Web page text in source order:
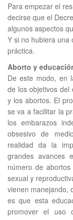
Para empezar el
decirse que el
algunos aspectos
Y si no hubiera una
práctica.
Aborto y
De este modo, en
de los objetivos del
y los abortos. El
se va a facilitar la
los embarazos
obsesivo de
realidad da la
grandes avances
número de
sexual y
vienen manejando,
es que esta
promover el uso